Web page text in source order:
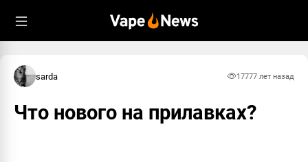
sarda 17777 лет назад
Что нового на прилавках?